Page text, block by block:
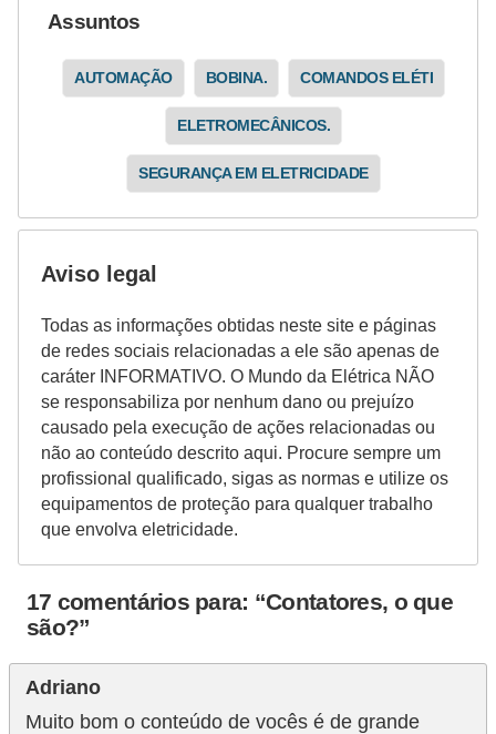
Assuntos
AUTOMAÇÃO BOBINA. COMANDOS ELÉTI
ELETROMECÂNICOS.
SEGURANÇA EM ELETRICIDADE
Aviso legal
Todas as informações obtidas neste site e páginas
de redes sociais relacionadas a ele são apenas de
caráter INFORMATIVO. O Mundo da Elétrica NÃO
se responsabiliza por nenhum dano ou prejuízo
causado pela execução de ações relacionadas ou
não ao conteúdo descrito aqui. Procure sempre um
profissional qualificado, sigas as normas e utilize os
equipamentos de proteção para qualquer trabalho
que envolva eletricidade.
17 comentários para: “Contatores, o que
são?”
Adriano
Muito bom o conteúdo de vocês é de grande